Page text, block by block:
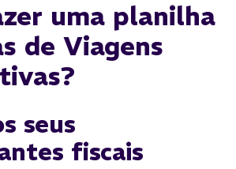
uma planilha
de Viagens
seus
fiscais